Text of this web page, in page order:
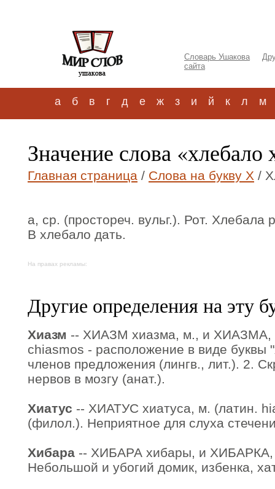
Словарь Ушакова
сайта
а б в г д е ж з и й к л м
Значение слова «хлебало
Главная страница / Слова на букву Х /
а, ср. (простореч. вульг.). Рот. Хлебала
В хлебало дать.
На правах рекламы:
Другие определения на эту
Хиазм -- ХИАЗМ хиазма, м., и ХИАЗМА,
chiasmos - расположение в виде буквы
членов предложения (лингв., лит.). 2.
нервов в мозгу (анат.).
Хиатус -- ХИАТУС хиатуса, м. (латин.
(филол.). Неприятное для слуха
Хибара -- ХИБАРА хибары, и ХИБАРКА,
Небольшой и убогий домик, избенка,